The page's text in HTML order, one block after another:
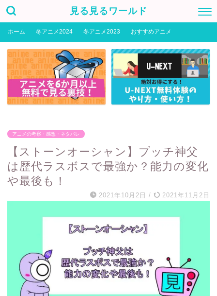
見る見るワールド
ホーム 冬アニメ2024 冬アニメ2023 おすすめアニメ
アニメの考察・感想・ネタバレ
【ストーンオーシャン】プッチ神父
は歴代ラスボスで最強か？能力の変化
や最後も！
2021年10月2日 / 2021年11月2日